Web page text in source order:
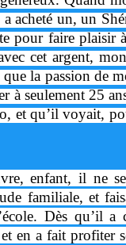
acheté un, un
pour faire plaisir
cet argent,
la passion de
à seulement 25
et qu’il voyait,
enfant, il ne
familiale, et
Dès qu’il a
en a fait profiter